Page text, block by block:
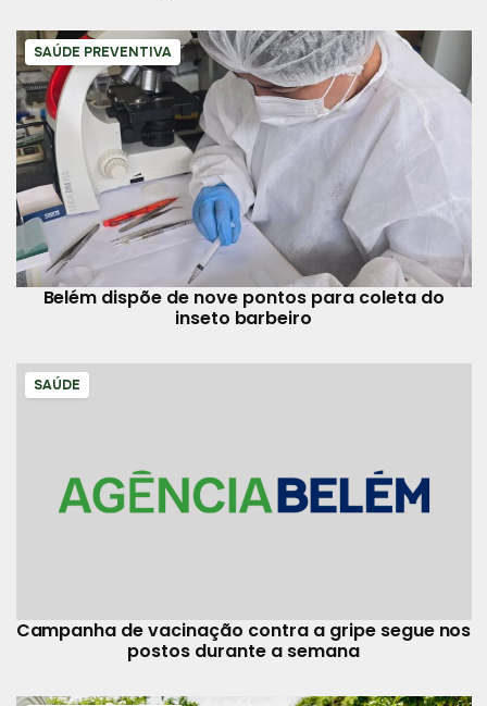
SAÚDE PREVENTIVA
Belém dispõe de nove pontos para coleta do
inseto barbeiro
SAÚDE
Campanha de vacinação contra a gripe segue nos
postos durante a semana